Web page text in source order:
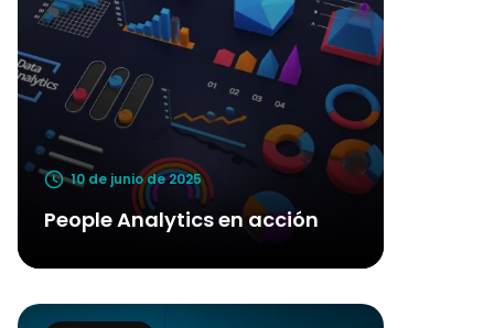
10 de junio de 2025
People Analytics en acción